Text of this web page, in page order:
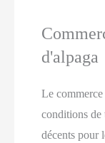
d'alpaga
Le
conditions de
décents pour